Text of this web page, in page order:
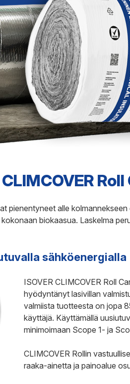
Kajaani
Kemi
Kokkola
pienentyneet alle
biokaasua. Laskelma
sähköenergialla
ISOVER CLIMCOVER Roll
hyödyntänyt lasivillan
valmiista tuotteesta on jopa
käyttäjä. Käyttämällä
minimoimaan Scope 1- ja
CLIMCOVER Rollin
raaka-ainetta ja painoalue